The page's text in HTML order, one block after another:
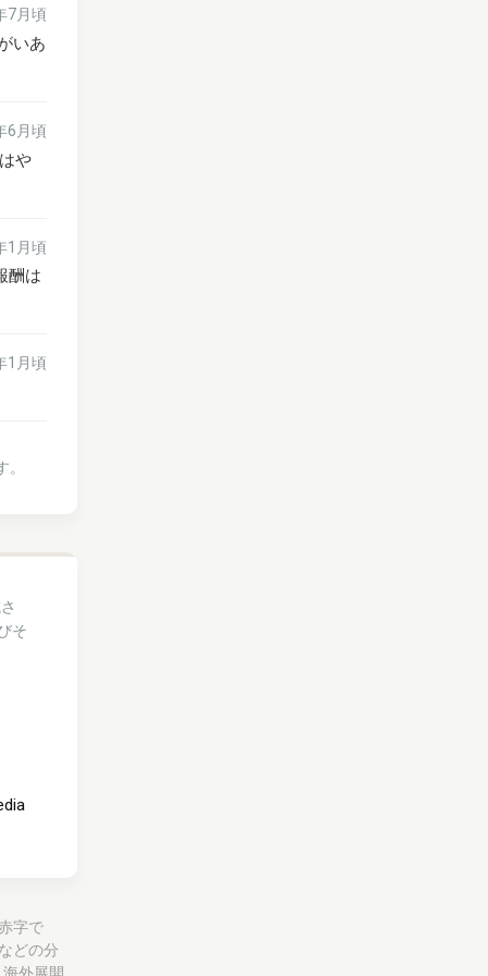
7月頃
いあ
6月頃
や
1月頃
酬は
1月頃
そ
字で
どの分